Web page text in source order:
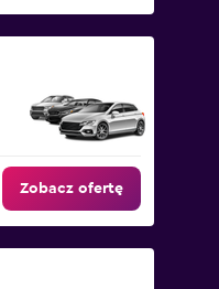
Zobacz ofertę